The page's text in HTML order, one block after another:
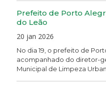
Prefeito de Porto
do Leão
20 jan 2026
No dia 19, o prefeito de
acompanhado do diretor-
Municipal de Limpeza